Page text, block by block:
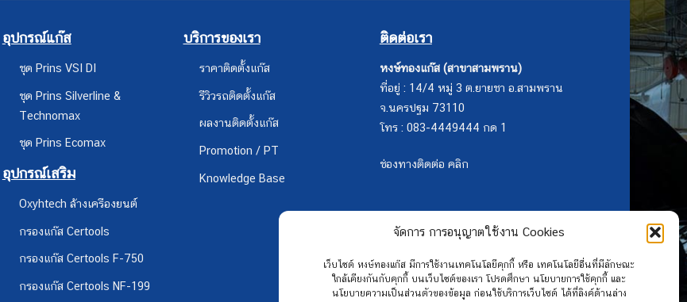
จัดการ การอนุญาตใช้งาน Cookies
เว็บไซต์ หงษ์ทองแก๊ส มีการใช้งานเทคโนโลยีคุกกี้ หรือ เทคโนโลยีอื่นที่มีลักษณะ
ใกล้เคียงกันกับคุกกี้ บนเว็บไซต์ของเรา โปรดศึกษา นโยบายการใช้คุกกี้ และ
นโยบายความเป็นส่วนตัวของข้อมูล ก่อนใช้บริการเว็บไซต์ ได้ที่ลิงค์ด้านล่าง
อุปกรณ์แก๊ส
ชุด Prins VSI DI
ชุด Prins Silverline &
Technomax
ชุด Prins Ecomax
อุปกรณ์เสริม
Oxyhtech ล้างเครืองยนต์
กรองแก๊ส Certools
กรองแก๊ส Certools F-750
กรองแก๊ส Certools NF-199
บริการของเรา
ราคาติดตั้งแก๊ส
รีวิวรถติดตั้งแก๊ส
ผลงานติดตั้งแก๊ส
Promotion / PT
Knowledge Base
ติดต่อเรา
หงษ์ทองแก๊ส (สาขาสามพราน)
ที่อยู่ : 14/4 หมู่ 3 ต.ยายชา อ.สามพราน
จ.นครปฐม 73110
โทร : 083-4449444 กด 1
ช่องทางติดต่อ คลิก